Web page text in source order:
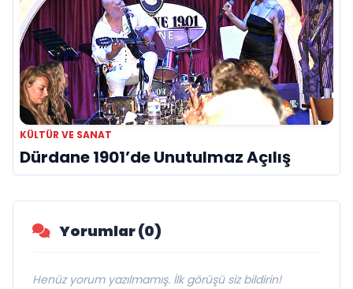
KÜLTÜR VE SANAT
Dürdane 1901’de Unutulmaz Açılış
Yorumlar (0)
Henüz yorum yazılmamış. İlk görüşü siz bildirin!